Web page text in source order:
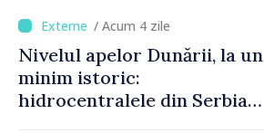
/ Acum 4 zile
Nivelul apelor Dunării, la un
minim istoric:
hidrocentralele din Serbia